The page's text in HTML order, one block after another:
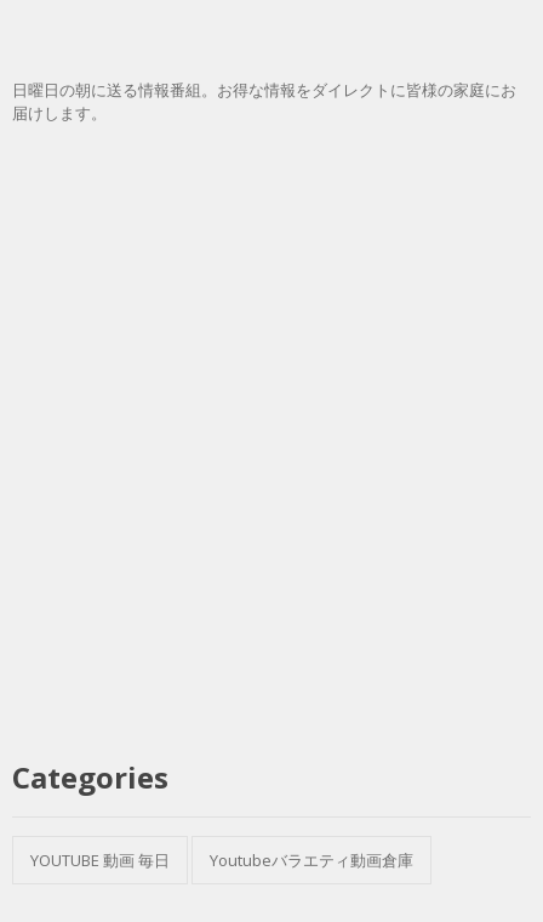
日曜日の朝に送る情報番組。お得な情報をダイレクトに皆様の家庭にお
届けします。
Categories
YOUTUBE 動画 毎日 Youtubeバラエティ動画倉庫